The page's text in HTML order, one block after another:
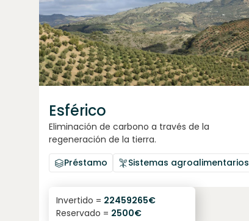
Esférico
Eliminación de carbono a través de la
regeneración de la tierra.
Préstamo
Sistemas agroalimentarios
6.3%
interés anual
Invertido = 22459265€
Reservado = 2500€